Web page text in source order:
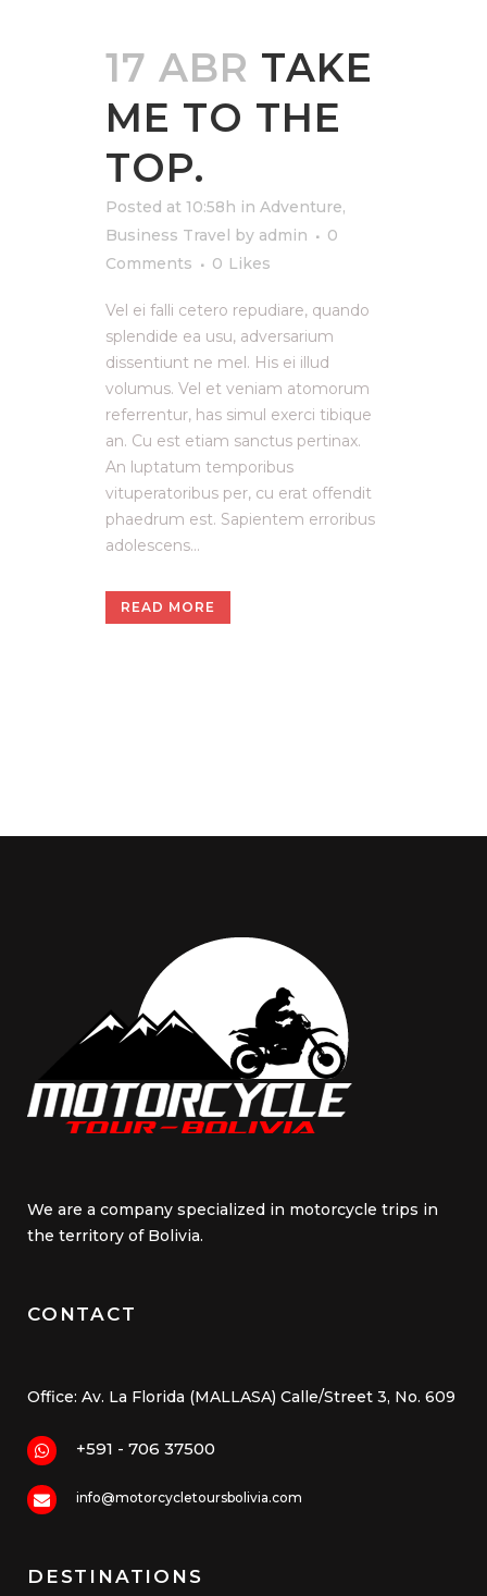
17 ABR TAKE
ME TO THE
TOP.
Posted at 10:58h in Adventure,
Business Travel by admin
0
Comments
0 Likes
Vel ei falli cetero repudiare, quando
splendide ea usu, adversarium
dissentiunt ne mel. His ei illud
volumus. Vel et veniam atomorum
referrentur, has simul exerci tibique
an. Cu est etiam sanctus pertinax.
An luptatum temporibus
vituperatoribus per, cu erat offendit
phaedrum est. Sapientem erroribus
adolescens...
READ MORE
We are a company specialized in motorcycle trips in
the territory of Bolivia.
CONTACT
Office: Av. La Florida (MALLASA) Calle/Street 3, No. 609
+591 - 706 37500
info@motorcycletoursbolivia.com
DESTINATIONS